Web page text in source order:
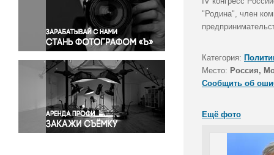
Правосудие
Происшествия и конфликты
Религия
Светская жизнь
Спорт
Экология
Экономика и бизнес
"Родина", член
Категория:
Место: Россия,
Сообщить об
Ещё фото